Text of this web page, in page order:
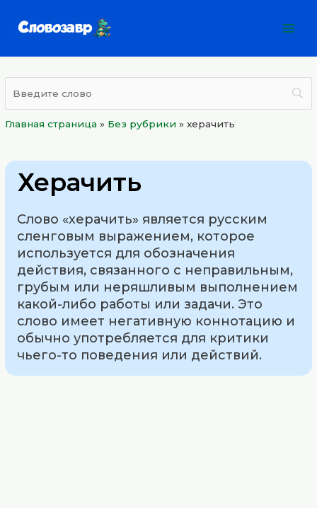
Главная страница » Без рубрики »херачить
Херачить
Слово «херачить» является русским
сленговым выражением, которое
используется для обозначения
действия, связанного с неправильным,
грубым или неряшливым выполнением
какой-либо работы или задачи. Это
слово имеет негативную коннотацию и
обычно употребляется для критики
чьего-то поведения или действий.